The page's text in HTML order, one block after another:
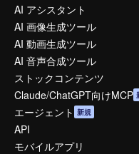
AI アシスタント
AI 画像生成ツール
AI 動画生成ツール
AI 音声合成ツール
ストックコンテンツ
Claude/ChatGPT向けMCP
エージェント 新規
API
モバイルアプリ